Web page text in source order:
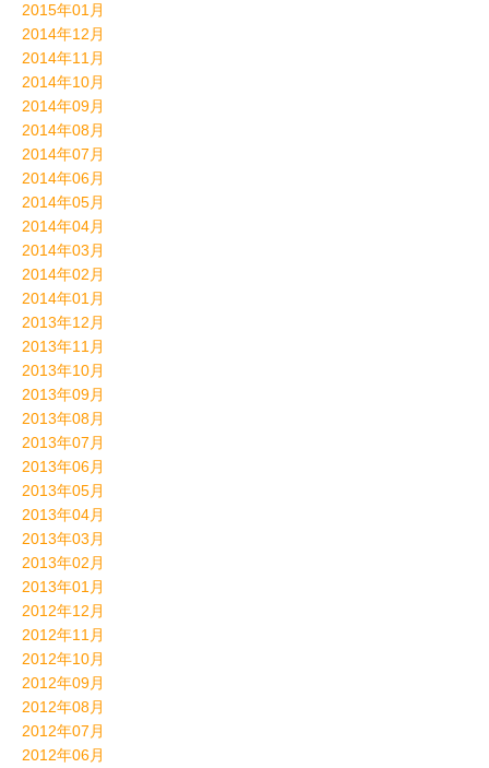
2015年01月
2014年12月
2014年11月
2014年10月
2014年09月
2014年08月
2014年07月
2014年06月
2014年05月
2014年04月
2014年03月
2014年02月
2014年01月
2013年12月
2013年11月
2013年10月
2013年09月
2013年08月
2013年07月
2013年06月
2013年05月
2013年04月
2013年03月
2013年02月
2013年01月
2012年12月
2012年11月
2012年10月
2012年09月
2012年08月
2012年07月
2012年06月